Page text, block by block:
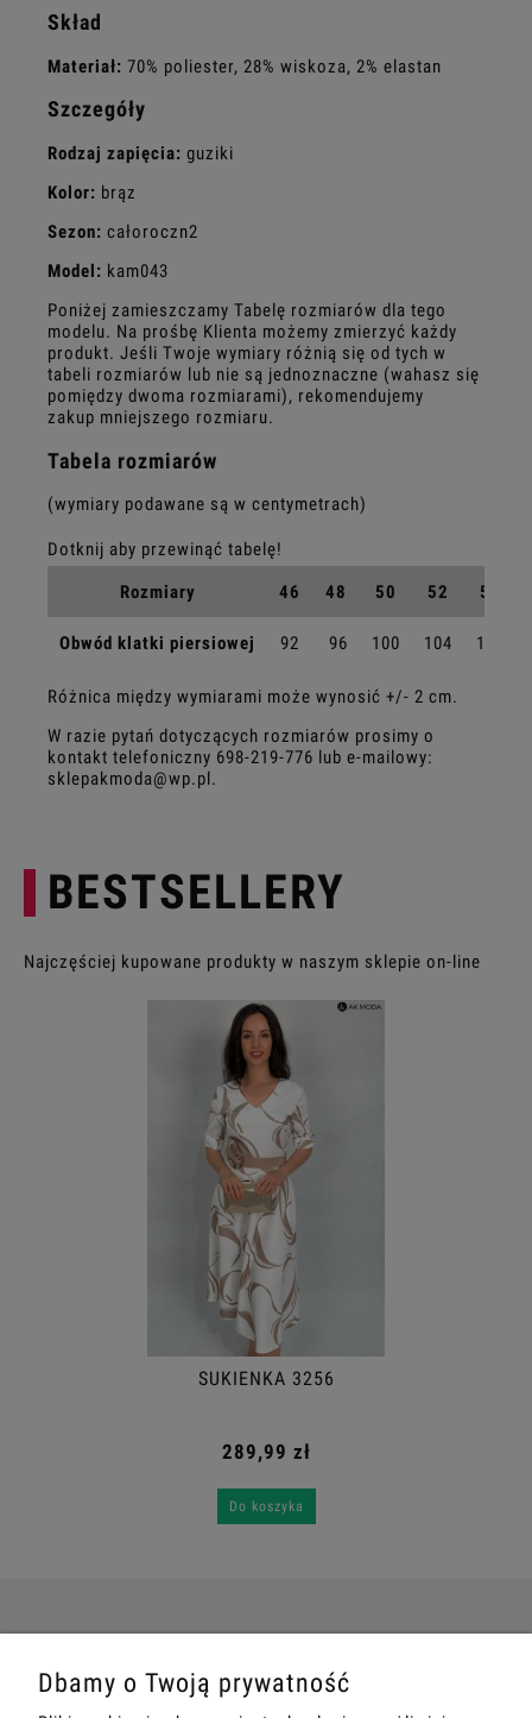
Skład
Materiał: 70% poliester, 28% wiskoza, 2% elastan
Szczegóły
Rodzaj zapięcia: guziki
Kolor: brąz
Sezon: całoroczn2
Model: kam043
Poniżej zamieszczamy Tabelę rozmiarów dla tego
modelu. Na prośbę Klienta możemy zmierzyć każdy
produkt. Jeśli Twoje wymiary różnią się od tych w
tabeli rozmiarów lub nie są jednoznaczne (wahasz się
pomiędzy dwoma rozmiarami), rekomendujemy
zakup mniejszego rozmiaru.
Tabela rozmiarów
(wymiary podawane są w centymetrach)
Rozmiary 46 48 50 52 54
Obwód klatki piersiowej 92 96 100 104 108
Różnica między wymiarami może wynosić +/- 2 cm.
W razie pytań dotyczących rozmiarów prosimy o
kontakt telefoniczny 698-219-776 lub e-mailowy:
sklepakmoda@wp.pl.
BESTSELLERY
Najczęściej kupowane produkty w naszym sklepie on-line
SUKIENKA 3256
289,99 zł
Do koszyka
POMOC
Dbamy o Twoją prywatność